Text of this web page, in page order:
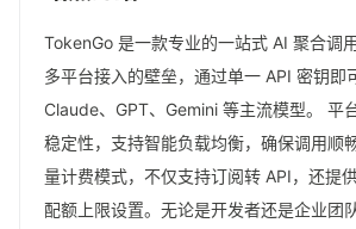
TokenGo 是一款专业的一站式 AI 聚合调
多平台接入的壁垒，通过单一 API 密钥即
Claude、GPT、Gemini 等主流模型。 平
稳定性，支持智能负载均衡，确保调用顺
量计费模式，不仅支持订阅转 API，还提
配额上限设置。无论是开发者还是企业团